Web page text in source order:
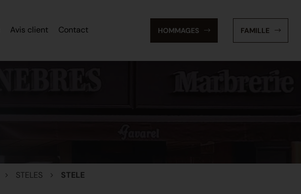
HOMMAGES
Avis client Contact FAMILLE
STELES STELE